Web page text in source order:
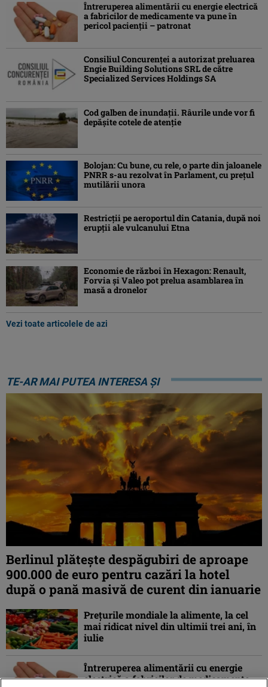
Întreruperea alimentării cu energie electrică
a fabricilor de medicamente va pune în
pericol pacienţii – patronat
Consiliul Concurenţei a autorizat preluarea
Engie Building Solutions SRL de către
Specialized Services Holdings SA
Cod galben de inundații. Râurile unde vor fi
depășite cotele de atenţie
Bolojan: Cu bune, cu rele, o parte din jaloanele
PNRR s-au rezolvat în Parlament, cu preţul
mutilării unora
Restricții pe aeroportul din Catania, după noi
erupții ale vulcanului Etna
Economie de război în Hexagon: Renault,
Forvia și Valeo pot prelua asamblarea în
masă a dronelor
Vezi toate articolele de azi
TE-AR MAI PUTEA INTERESA ȘI
Berlinul plăteşte despăgubiri de aproape
900.000 de euro pentru cazări la hotel
după o pană masivă de curent din ianuarie
Preţurile mondiale la alimente, la cel
mai ridicat nivel din ultimii trei ani, în
iulie
Întreruperea alimentării cu energie
electrică a fabricilor de medicamente